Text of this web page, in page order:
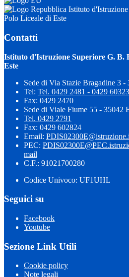
Istituto
Polo Liceale di Este
Contatti
Istituto d'Istruzione Superiore G. B.
Este
Sede di Via Stazie Bragadine 3
Tel: Tel. 0429 2481 - 0429
Fax: 0429 2470
Sede di Viale Fiume 55 - 35042
Tel. 0429 2791
Fax: 0429 602824
Email:
PEC:
mail
C.F.: 91021700280
Codice Univoco: UF1UHL
Seguici su
Facebook
Youtube
Sezione Link Utili
Cookie policy
Note legali